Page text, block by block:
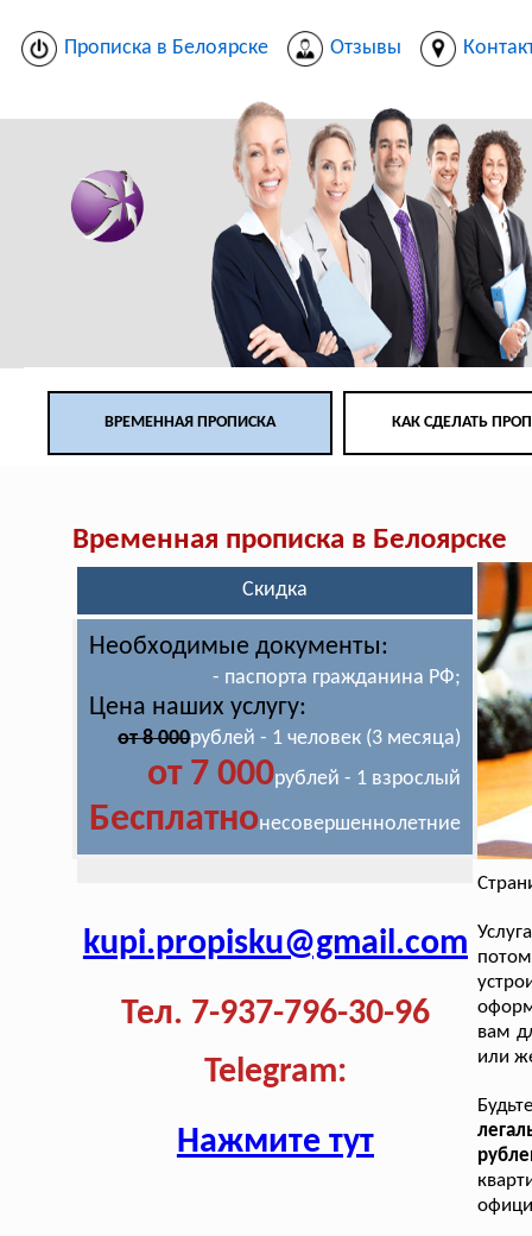
Прописка в Белоярске Отзывы
ВРЕМЕННАЯ ПРОПИСКА КАК СДЕЛАТЬ
Временная прописка в Белоярске
Скидка
Необходимые документы:
- паспорта гражданина РФ;
Цена наших услугу:
от 8 000рублей - 1 человек (3 месяца)
от 7 000рублей - 1 взрослый
Бесплатнонесовершеннолетние
kupi.propisku@gmail.com
Тел. 7-937-796-30-96
Telegram:
Нажмите тут
вам
или